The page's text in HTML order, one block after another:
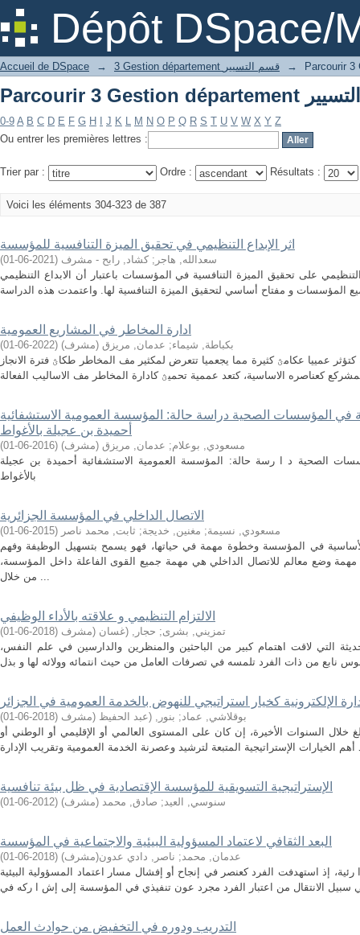
Dépôt DSpace/
Accueil de DSpace → 3 Gestion département قسم التسيير →
0-9 A B C D E F G H J K L M N O P Q R S T U V W X Y Z
Ou entrer les premières lettres :
Trier par : Ordre : Résultats :
Voici les éléments 304-323 de 387
اثر الإبداع التنظيمي في تحقيق الميزة التنافسية للمؤسسة
سعدالله, هاجر ; كشاد, رابح - مشرف (
2021-06-01
)
على تحقيق الميزة التنافسية في المؤسسات باعتبار أن الابداع التنظيمي
ادارة المخاطر في المشاريع العمومية
بكباطة, شيماء; عدمان, مريزق (مشرف) (
2022-06-01
)
عمييا عكامؿ كثيرة مما يجعميا تتعرض لمكثير مف المخاطر طكاؿ فترة الانجاز
في المؤسسات الصحية دراسة حالة: المؤسسة العمومية الاستشفائية
أحميدة بن عجيلة بالأغواط
مسعودي, بوعلام; عدمان, مريزق (مشرف) (
2016-06-01
)
الصحية د ا رسة حالة: المؤسسة العمومية الاستشفائية أحميدة بن عجيلة
بالأغواط
الاتصال الداخلي في المؤسسة الجزائرية
مسعودي, نسيمة; مغنين, خديجة; ثابت, محمد ناصر (
2015-06-01
)
في المؤسسة وخطوة مهمة في حياتها، فهو يسمح بتسهيل الوظيفة وفهم
وضع معالم للاتصال الداخلي هي مهمة جميع القوى الفاعلة داخل المؤسسة،
من خلال ...
الالتزام التنظيمي و علاقته بالأداء الوظيفي
تمزيني, بشرى; حجار, (غسان (مشرف (
2018-06-01
)
التي لاقت اهتمام كبير من الباحثين والمنظرين والدارسين في علم النفس،
الإلكترونية كخيار استراتيجي للنهوض بالخدمة العمومية في الجزائر
بوقلاشي, عماد; بنور, (عبد الحفيظ (مشرف (
2018-06-01
)
خلال السنوات الأخيرة، إن كان على المستوى العالمي أو الإقليمي أو الوطني أو
الإستراتيجية التسويقية للمؤسسة الإقتصادية في ظل بيئة تنافسية
سنوسي, العيد; صادق, محمد (مشرف) (
2012-06-01
)
البعد الثقافي لاعتماد المسؤولية البيئية والاجتماعية في المؤسسة
عدمان, محمد; ناصر, دادي عدون(مشرف) (
2018-06-01
)
إذ استهدفت الفرد كعنصر في إنجاح أو إفشال مسار اعتماد المسؤولية البيئية
التدريب ودوره في التخفيض من حوادث العمل